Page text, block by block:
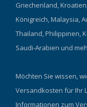
Griechenland,
Königreich, Malaysia,
Thailand, Philippinen,
Saudi-Arabien und
Möchten Sie wissen,
Versandkosten für Ihr
Informationen zum